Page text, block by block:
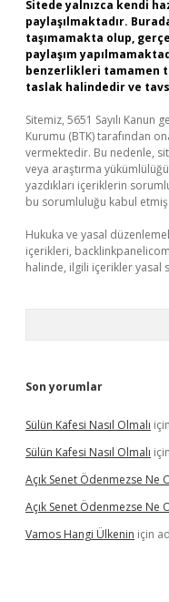
Sitede yalnızca kendi
paylaşılmaktadır.
taşımamakta olup,
paylaşım
benzerlikleri tamamen
taslak halindedir ve
Sitemiz, 5651 Sayılı
Kurumu (BTK) tarafından
vermektedir. Bu nedenle,
veya araştırma
yazdıkları içeriklerin
bu sorumluluğu kabul etmiş
Hukuka ve yasal
içerikleri,
halinde, ilgili içerikler yasal
Son yorumlar
Sülün Kafesi Nasıl Olmalı için
Sülün Kafesi Nasıl Olmalı için
Açık Senet Ödenmezse Ne
Açık Senet Ödenmezse Ne
Vamos Hangi Ülkenin için